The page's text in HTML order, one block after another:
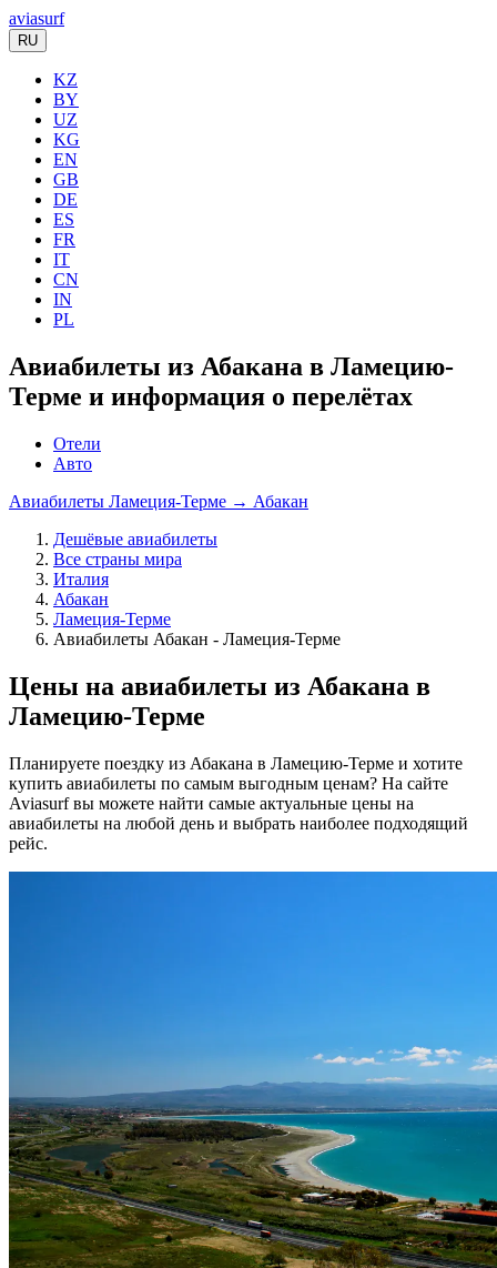
aviasurf
RU
KZ
BY
UZ
KG
EN
GB
DE
ES
FR
IT
CN
IN
PL
Авиабилеты из Абакана в Ламецию-
Терме и информация о перелётах
Отели
Авто
Авиабилеты Ламеция-Терме → Абакан
Дешёвые авиабилеты
Все страны мира
Италия
Абакан
Ламеция-Терме
Авиабилеты Абакан - Ламеция-Терме
Цены на авиабилеты из Абакана в
Ламецию-Терме
Планируете поездку из Абакана в Ламецию-Терме и хотите
купить авиабилеты по самым выгодным ценам? На сайте
Aviasurf вы можете найти самые актуальные цены на
авиабилеты на любой день и выбрать наиболее подходящий
рейс.